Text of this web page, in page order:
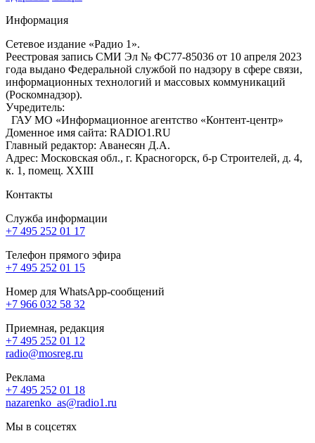
Информация
Сетевое издание «Радио 1».
Реестровая запись СМИ Эл № ФС77-85036 от 10 апреля 2023
года выдано Федеральной службой по надзору в сфере связи,
информационных технологий и массовых коммуникаций
(Роскомнадзор).
Учредитель:
ГАУ МО «Информационное агентство «Контент-центр»
Доменное имя сайта: RADIO1.RU
Главный редактор: Аванесян Д.А.
Адрес: Московская обл., г. Красногорск, б-р Строителей, д. 4,
к. 1, помещ. XXIII
Контакты
Служба информации
+7 495 252 01 17
Телефон прямого эфира
+7 495 252 01 15
Номер для WhatsApp-сообщений
+7 966 032 58 32
Приемная, редакция
+7 495 252 01 12
radio@mosreg.ru
Реклама
+7 495 252 01 18
nazarenko_as@radio1.ru
Мы в соцсетях